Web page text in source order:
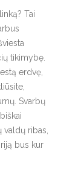
Tai
tikimybę.
erdvę,
Svarbų
ribas,
bus kur